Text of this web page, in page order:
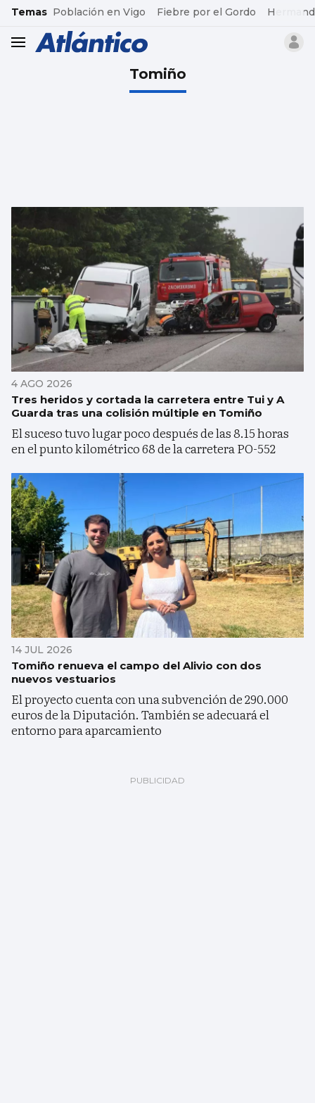
common.go-to-content
Temas Población en Vigo Fiebre por el Gordo
header.menu.open
Tomiño
4 AGO 2026
Tres heridos y cortada la carretera entre Tui y A
Guarda tras una colisión múltiple en Tomiño
El suceso tuvo lugar poco después de las 8.15 horas
en el punto kilométrico 68 de la carretera PO-552
14 JUL 2026
Tomiño renueva el campo del Alivio con dos
nuevos vestuarios
El proyecto cuenta con una subvención de 290.000
euros de la Diputación. También se adecuará el
entorno para aparcamiento